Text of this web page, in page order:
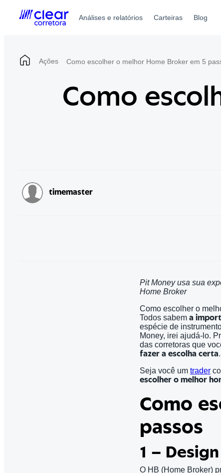
Análises e relatórios Carteiras Blog
Ações Como escolher o melhor Home Broker em 5
Como
timemaster
Pit Money usa sua
Home Broker
Como escolher o
Todos sabem a
espécie de
Money, irei ajudá-lo.
das corretoras que
fazer a escolha certa.
Seja você um trader
escolher o melhor
Como
passos
1 – Design
O HB (Home Broker)